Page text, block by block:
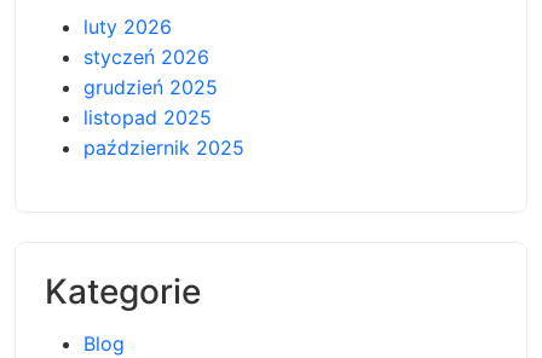
luty 2026
styczeń 2026
grudzień 2025
listopad 2025
październik 2025
Kategorie
Blog